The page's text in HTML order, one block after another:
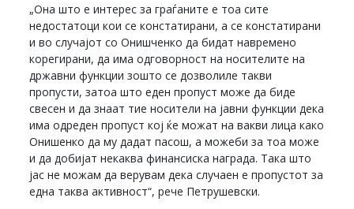
„Она што е интерес за граѓаните е тоа сите
недостатоци кои се констатирани, а се констатирани
и во случајот со Онишченко да бидат навремено
корегирани, да има одговорност на носителите на
државни функции зошто се дозволиле такви
пропусти, затоа што еден пропуст може да биде
свесен и да знаат тие носители на јавни функции дека
има одреден пропуст кој ќе можат на вакви лица како
Онишенко да му дадат пасош, а можеби за тоа може
и да добијат некаква финансиска награда. Така што
јас не можам да верувам дека случаен е пропустот за
една таква активност“, рече Петрушевски.